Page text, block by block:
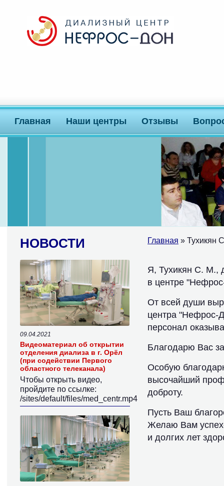
Главная Наши центры Отзывы
Главная » Тухикян
Я, Тухикян С. М.,
в центре
От всей души
центра "Нефрос-
персонал
Благодарю Вас
Особую
высочайший
доброту.
Пусть Ваш
Желаю Вам
и долгих лет
НОВОСТИ
09.04.2021
Видеоматериал об открытии
отделения диализа в г. Орёл
(при содействии Первого
областного телеканала)
Чтобы открыть видео,
пройдите по ссылке:
/sites/default/files/med_centr.mp4